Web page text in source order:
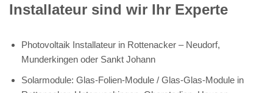
Installateur sind wir Ihr Experte
Photovoltaik Installateur in Rottenacker – Neudorf,
Munderkingen oder Sankt Johann
Solarmodule: Glas-Folien-Module / Glas-Glas-Module in